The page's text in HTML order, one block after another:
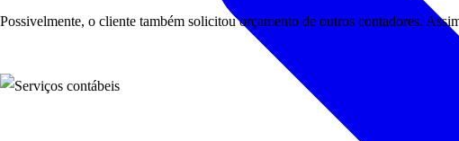
Possivelmente, o cliente também solicitou orçamento de outros contadores.